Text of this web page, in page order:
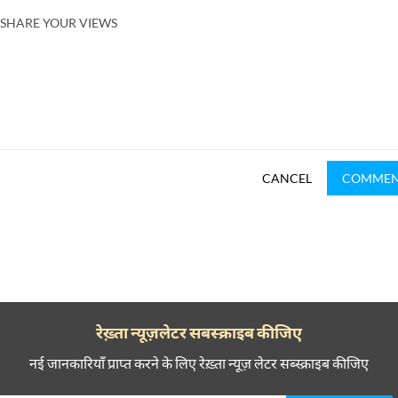
SHARE YOUR VIEWS
CANCEL
रेख़्ता न्यूज़लेटर सबस्क्राइब कीजिए
नई जानकारियाँ प्राप्त करने के लिए रेख़्ता न्यूज़ लेटर सब्स्क्राइब कीजिए